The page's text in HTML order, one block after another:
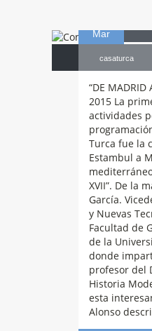
Mar
casaturca
“DE MADRID
2015 La
actividades
Turca fue la
Estambul a
XVII”. De la
García.
y Nuevas
Facultad de
de la
donde
profesor del
Historia
esta
Alonso